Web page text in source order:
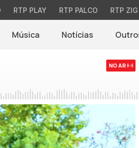
RTP PLAY RTP PALCO RTP
Música Notícias(abre em nova
NO AR